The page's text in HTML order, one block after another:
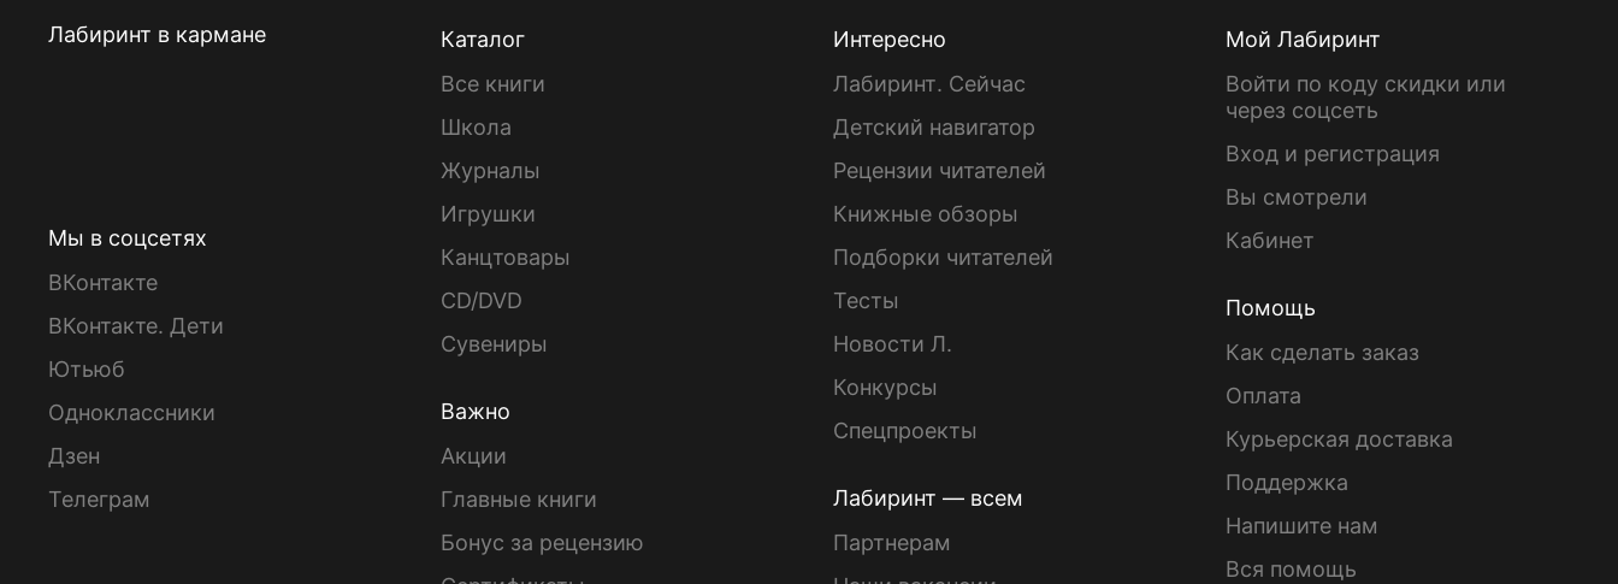
Лабиринт в кармане
Мы в соцсетях
ВКонтакте
ВКонтакте. Дети
Ютьюб
Одноклассники
Дзен
Телеграм
Каталог
Все книги
Школа
Журналы
Игрушки
Канцтовары
CD/DVD
Сувениры
Важно
Акции
Главные книги
Бонус за рецензию
Интересно
Лабиринт. Сейчас
Детский навигатор
Рецензии читателей
Книжные обзоры
Подборки читателей
Тесты
Новости Л.
Конкурсы
Спецпроекты
Лабиринт — всем
Партнерам
Мой Лабиринт
Войти по коду скидки или
через соцсеть
Вход и регистрация
Вы смотрели
Кабинет
Помощь
Как сделать заказ
Оплата
Курьерская доставка
Поддержка
Напишите нам
Вся помощь